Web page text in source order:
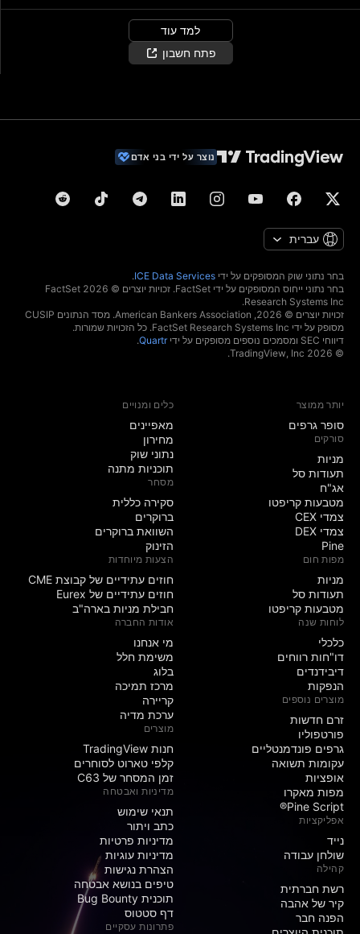
למד עוד
פתח חשבון
נוצר על ידי בני אדם
עברית
בחר נתוני שוק המסופקים על ידי ICE Data Services
.
בחר נתוני ייחוס המסופקים על ידי FactSet. זכויות יוצרים © 2026 ‏FactSet
Research Systems Inc.‏
זכויות יוצרים © 2026, ‏American Bankers Association. מסד הנתונים CUSIP
מסופק על ידי FactSet Research Systems Inc. כל הזכויות שמורות.
דיווחי SEC ומסמכים נוספים מסופקים על ידי
Quartr
.
© 2026 ‏TradingView, Inc.‏
יותר ממוצר
סופר גרפים
סורקים
מניות‏
תעודות סל
אג"ח
מטבעות קריפטו
צמדי CEX
צמדי DEX
Pine
מפות חום
מניות‏
תעודות סל
מטבעות קריפטו
לוחות שנה
כלכלי
דו"חות רווחים
דיבידנדים
הנפקות
מוצרים נוספים
זרם חדשות
פורטפוליו
גרפים פונדמנטליים
עקומות תשואה
אופציות
מפות מאקרו
Pine Script®
אפליקציות
נייד
שולחן עבודה
קהילה
רשת חברתית
קיר של אהבה
הפנה חבר
כלים ומנויים
מאפיינים
מחירון
נתוני שוק
תוכניות מתנה
מסחר
סקירה כללית
ברוקרים
השוואת ברוקרים
הזינוק
הצעות מיוחדות
חוזים עתידיים של קבוצת CME
חוזים עתידיים של Eurex
חבילת מניות בארה"ב
אודות החברה
מי אנחנו
משימת חלל
בלוג
מרכז תמיכה
קריירה
ערכת מדיה
מוצרים
חנות TradingView
קלפי טארוט לסוחרים
זמן המסחר של C63
מדיניות ואבטחה
תנאי שימוש
כתב ויתור
מדיניות פרטיות
מדיניות עוגיות
הצהרת נגישות
טיפים בנושא אבטחה
תוכנית Bug Bounty
דף סטטוס
פתרונות עסקיים